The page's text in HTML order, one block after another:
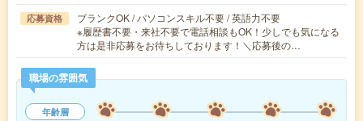
応募資格
ブランクOK / パソコンスキル不要 / 英語力不要
※履歴書不要・来社不要で電話相談もOK！少しでも気になる
方は是非応募をお待ちしております！＼応募後の…
職場の雰囲気
年齢層